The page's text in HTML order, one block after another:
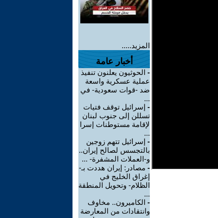
المزيد.....
أخبار عامة
- الحوثيون يعلنون تنفيذ
عملية عسكرية واسعة
ضد -قوات سعودية- في
...
- إسرائيل توقف فتيات
تسللن إلى جنوب لبنان
لإقامة مستوطنات إسرا
...
- إسرائيل تتهم زوجين
بالتجسس لصالح إيران..
و-العملات المشفرة- ...
- مصادر: إيران هددت بـ-
إغراق الخليج في
الظلام- وتحويل المنطقة
...
- الكاميرون.. مخاوف
وانتقادات من المعارضة